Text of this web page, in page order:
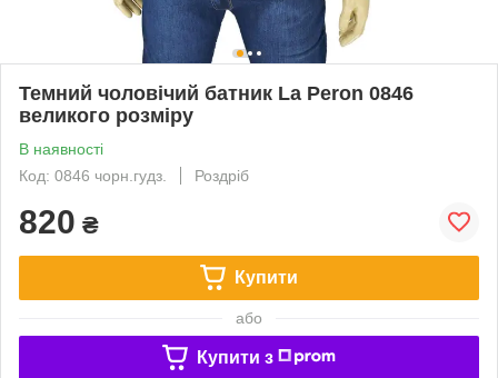
Темний чоловічий батник La Peron 0846
великого розміру
В наявності
Код: 0846 чорн.гудз.
Роздріб
820 ₴
Купити
або
Купити з